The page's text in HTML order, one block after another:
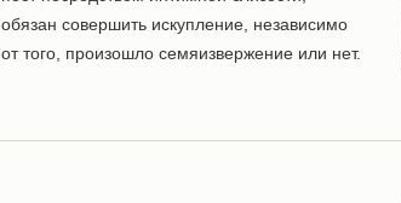
обязан совершить искупление, независимо
от того, произошло семяизвержение или нет.